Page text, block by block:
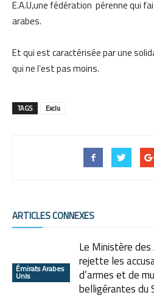
E.A.U,une fédération pérenne qui
arabes.
Et qui est caractérisée par une
qui ne l’est pas moins.
TAGS Exclu
ARTICLES CONNEXES
Émirats Arabes
Unis
Le Ministère
rejette les
d’armes et de
belligérantes du